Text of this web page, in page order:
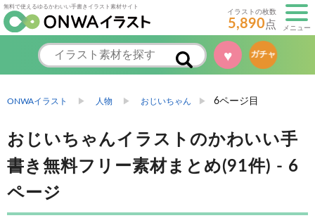
無料で使えるゆるかわいい手書きイラスト素材サイト
イラストの枚数
5,890点 メニュー
♥ ガチャ
ONWAイラスト 人物 おじいちゃん 6ページ目
おじいちゃんイラストのかわいい手
書き無料フリー素材まとめ(91件) - 6
ページ